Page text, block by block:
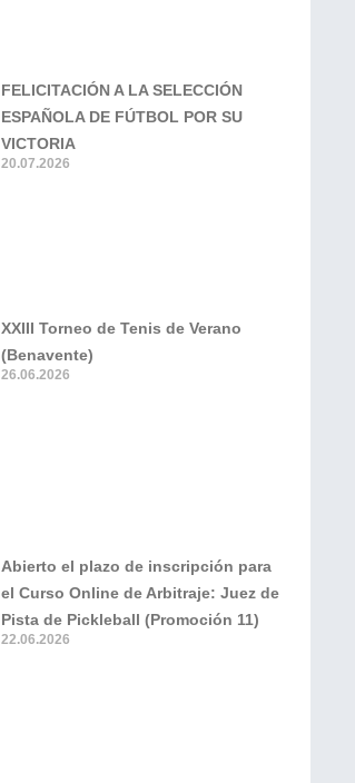
FELICITACIÓN A LA SELECCIÓN
ESPAÑOLA DE FÚTBOL POR SU
VICTORIA
20.07.2026
XXIII Torneo de Tenis de Verano
(Benavente)
26.06.2026
Abierto el plazo de inscripción para
el Curso Online de Arbitraje: Juez de
Pista de Pickleball (Promoción 11)
22.06.2026